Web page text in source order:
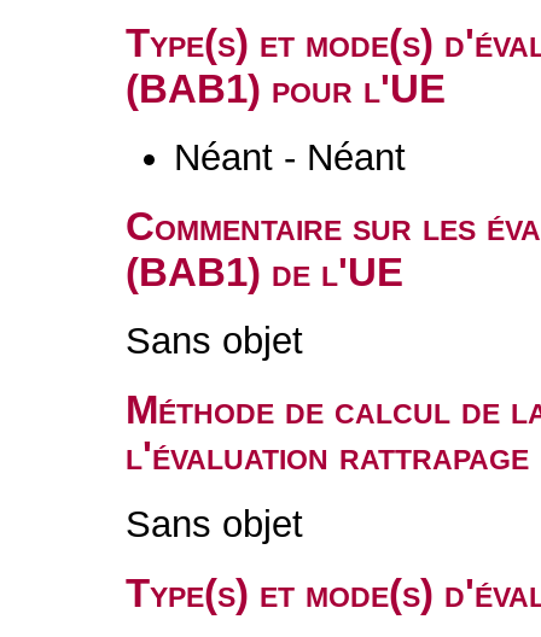
Type(s) et mode(s)
(BAB1) pour l'UE
Néant - Néant
Commentaire sur les
(BAB1) de l'UE
Sans objet
Méthode de calcul de
l'évaluation
Sans objet
Type(s) et mode(s)